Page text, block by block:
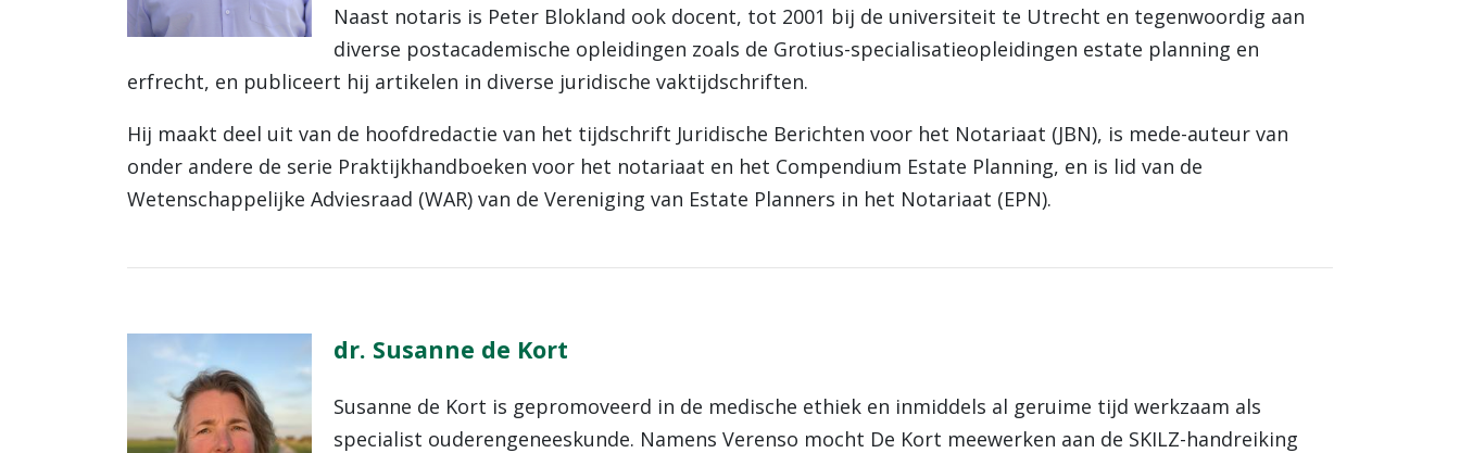
Naast notaris is Peter Blokland ook docent, tot 2001 bij de universiteit te Utrecht en tegenwoordig aan
diverse postacademische opleidingen zoals de Grotius-specialisatieopleidingen estate planning en
erfrecht, en publiceert hij artikelen in diverse juridische vaktijdschriften.
Hij maakt deel uit van de hoofdredactie van het tijdschrift Juridische Berichten voor het Notariaat (JBN), is mede-auteur van
onder andere de serie Praktijkhandboeken voor het notariaat en het Compendium Estate Planning, en is lid van de
Wetenschappelijke Adviesraad (WAR) van de Vereniging van Estate Planners in het Notariaat (EPN).
dr. Susanne de Kort
Susanne de Kort is gepromoveerd in de medische ethiek en inmiddels al geruime tijd werkzaam als
specialist ouderengeneeskunde. Namens Verenso mocht De Kort meewerken aan de SKILZ-handreiking